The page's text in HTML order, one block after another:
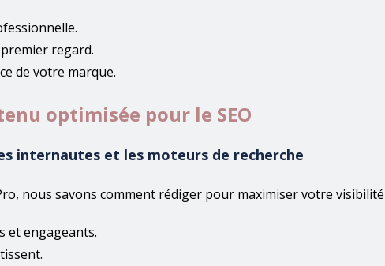
regard.
de votre marque.
optimisée pour le SEO
internautes et les moteurs de recherche
nous savons comment rédiger pour maximiser votre
et engageants.